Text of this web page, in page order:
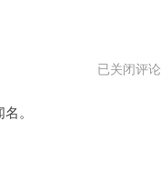
巴
已关闭评论
。